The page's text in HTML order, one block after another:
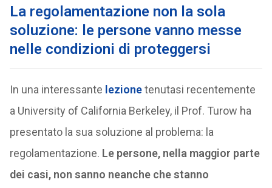
La regolamentazione non la sola
soluzione: le persone vanno messe
nelle condizioni di proteggersi
In una interessante lezionetenutasi recentemente
a University of California Berkeley, il Prof. Turow ha
presentato la sua soluzione al problema: la
regolamentazione. Le persone, nella maggior parte
dei casi, non sanno neanche che stanno